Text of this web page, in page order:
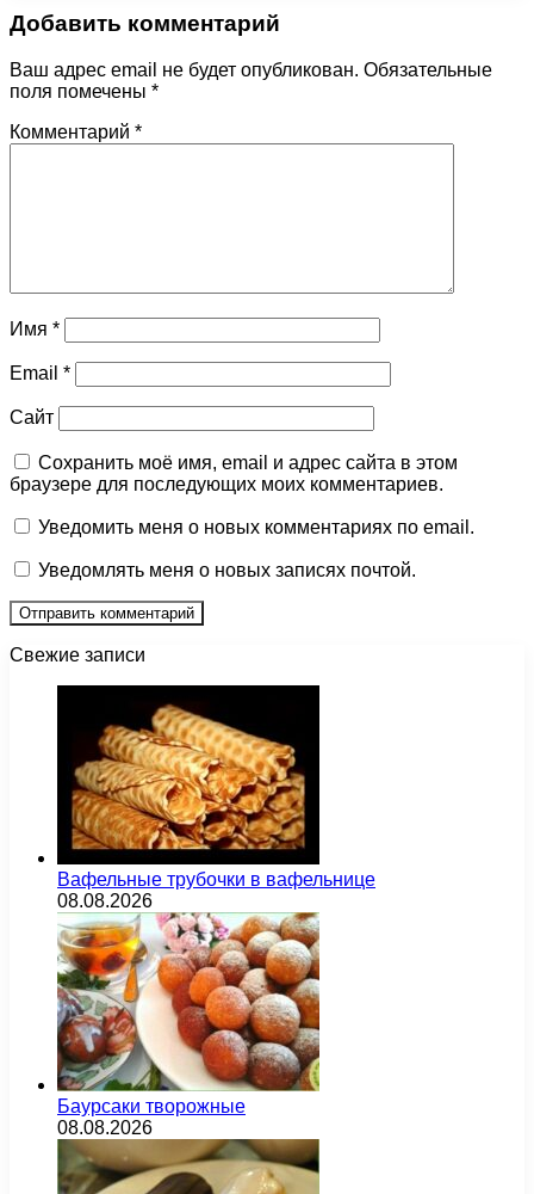
Добавить комментарий
Ваш адрес email не будет опубликован. Обязательные
поля помечены *
Комментарий *
Имя *
Email *
Сайт
Сохранить моё имя, email и адрес сайта в этом
браузере для последующих моих комментариев.
Уведомить меня о новых комментариях по email.
Уведомлять меня о новых записях почтой.
Свежие записи
Вафельные трубочки в вафельнице
08.08.2026
Баурсаки творожные
08.08.2026